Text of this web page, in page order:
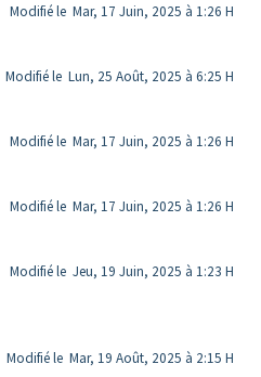
Modifié le Mar, 17 Juin, 2025 à 1:26 H
Modifié le Lun, 25 Août, 2025 à 6:25 H
Modifié le Mar, 17 Juin, 2025 à 1:26 H
Modifié le Mar, 17 Juin, 2025 à 1:26 H
Modifié le Jeu, 19 Juin, 2025 à 1:23 H
Modifié le Mar, 19 Août, 2025 à 2:15 H